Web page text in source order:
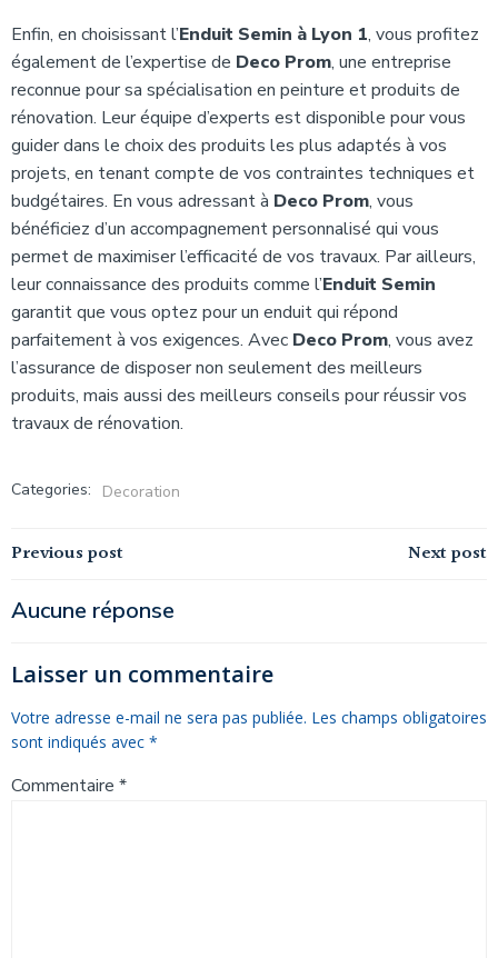
Enfin, en choisissant l’Enduit Semin à Lyon 1, vous profitez
également de l’expertise de Deco Prom, une entreprise
reconnue pour sa spécialisation en peinture et produits de
rénovation. Leur équipe d’experts est disponible pour vous
guider dans le choix des produits les plus adaptés à vos
projets, en tenant compte de vos contraintes techniques et
budgétaires. En vous adressant à Deco Prom, vous
bénéficiez d’un accompagnement personnalisé qui vous
permet de maximiser l’efficacité de vos travaux. Par ailleurs,
leur connaissance des produits comme l’Enduit Semin
garantit que vous optez pour un enduit qui répond
parfaitement à vos exigences. Avec Deco Prom, vous avez
l’assurance de disposer non seulement des meilleurs
produits, mais aussi des meilleurs conseils pour réussir vos
travaux de rénovation.
Categories: Decoration
Navigation
de
l’article
Previous post Navigation
l’article
Next post
Aucune réponse
Laisser un commentaire
Votre adresse e-mail ne sera pas publiée. Les champs obligatoires
sont indiqués avec *
Commentaire *